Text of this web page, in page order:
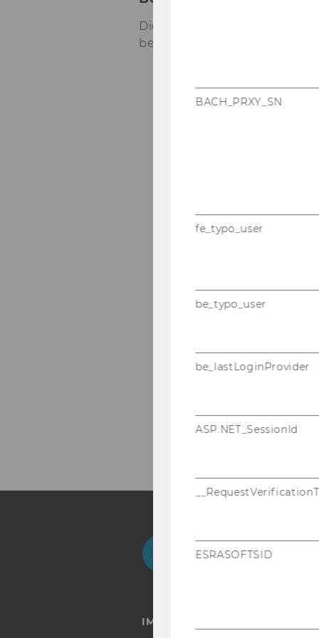
Die Be­ur­tei­lung er­folgt nach
be­kannt­ge­ge­be­nen Kri­te­ri­en.
FacebookInstagram
Blog
IMPRESSUM
BACH_PRXY_SN
fe_typo_user
be_typo_user
be_lastLoginProvider
ASP.NET_SessionId
ESRASOFTSID